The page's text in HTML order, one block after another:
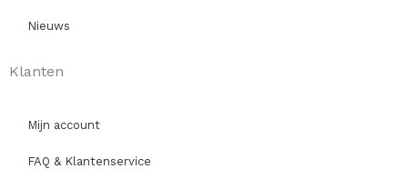
Nieuws
Klanten
Mijn account
FAQ & Klantenservice